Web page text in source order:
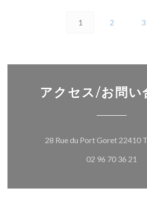
1 2 3
アクセス/お問い
28 Rue du Port Goret 22410
02 96 70 36 21